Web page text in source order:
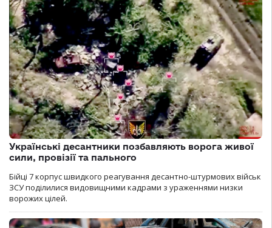
Українські десантники позбавляють ворога живої
сили, провізії та пального
Бійці 7 корпус швидкого реагування десантно-штурмових військ
ЗСУ поділилися видовищними кадрами з ураженнями низки
ворожих цілей.